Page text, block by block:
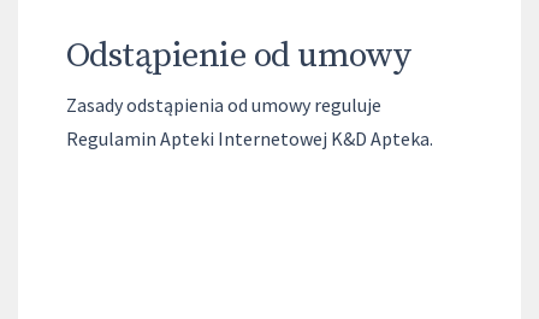
Odstąpienie od umowy
Zasady odstąpienia od umowy reguluje
Regulamin Apteki Internetowej K&D Apteka.